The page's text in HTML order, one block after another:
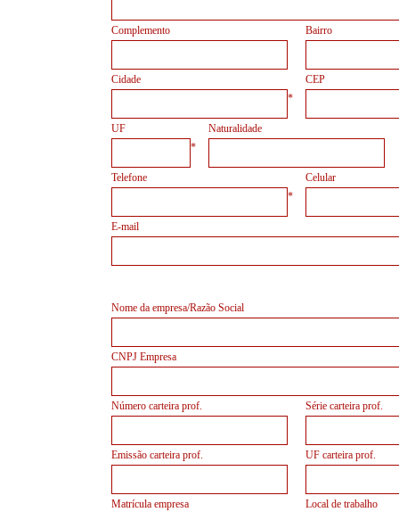
Complemento Bairro
Cidade
*
CEP
UF
*
Naturalidade
Telefone
*
Celular
E-mail
Nome da empresa/Razão Social
CNPJ Empresa
Número carteira prof. Série carteira prof.
Emissão carteira prof. UF carteira prof.
Matrícula empresa Local de trabalho